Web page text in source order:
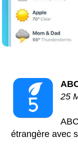
25
étrangère avec